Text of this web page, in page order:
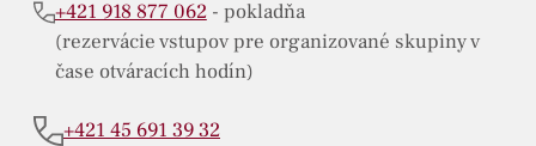
+421 918 877 062- pokladňa
(rezervácie vstupov pre organizované skupiny v
čase otváracích hodín)
+421 45 691 39 32